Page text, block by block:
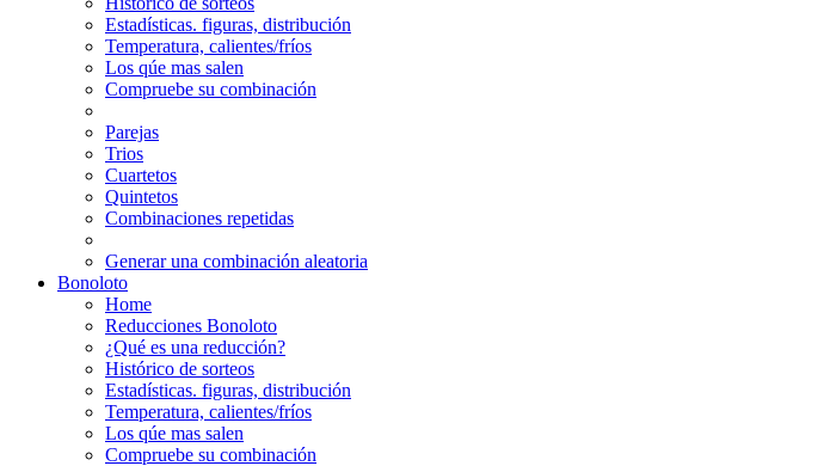
Estadísticas. figuras, distribución
Temperatura, calientes/fríos
Los qúe mas salen
Compruebe su combinación
Parejas
Trios
Cuartetos
Quintetos
Combinaciones repetidas
Generar una combinación aleatoria
Bonoloto
Home
Reducciones Bonoloto
¿Qué es una reducción?
Histórico de sorteos
Estadísticas. figuras, distribución
Temperatura, calientes/fríos
Los qúe mas salen
Compruebe su combinación